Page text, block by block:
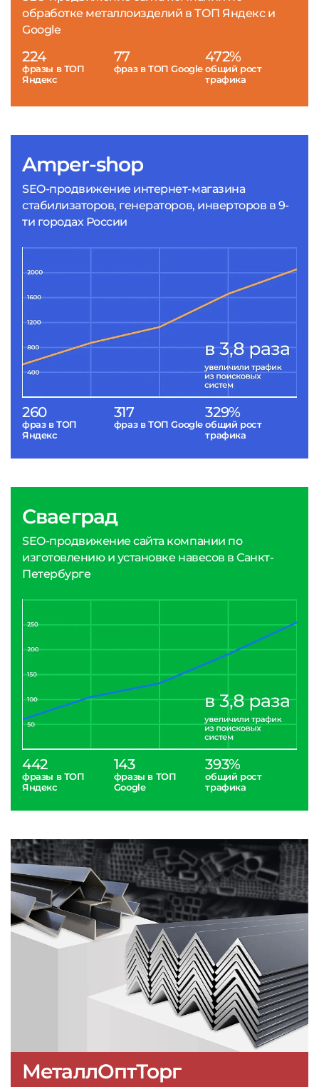
Amper-shop
SEO-продвижение интернет-магазина
стабилизаторов, генераторов, инверторов в 9-
ти городах России
260
фраз в ТОП
Яндекс
317
фраз в ТОП Google
329%
общий рост
трафика
МеталлОптТорг
обработке металлоизделий в ТОП Яндекс и
Google
224
фразы в ТОП
Яндекс
77
фраз в ТОП Google
472%
общий рост
трафика
Сваеград
SEO-продвижение сайта компании по
изготовлению и установке навесов в Санкт-
Петербурге
442
фразы в ТОП
Яндекс
143
фразы в ТОП
Google
393%
общий рост
трафика